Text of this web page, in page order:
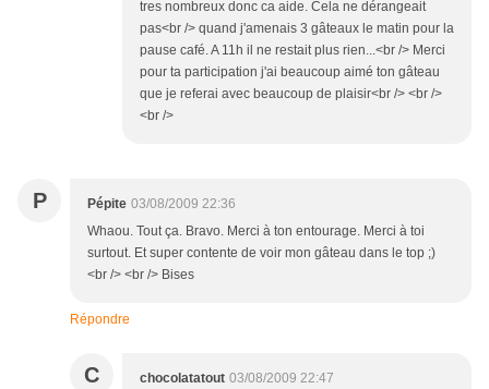
tres nombreux donc ca aide. Cela ne dérangeait
pas<br /> quand j'amenais 3 gâteaux le matin pour la
pause café. A 11h il ne restait plus rien...<br /> Merci
pour ta participation j'ai beaucoup aimé ton gâteau
que je referai avec beaucoup de plaisir<br /> <br />
<br />
P Pépite 03/08/2009 22:36
Whaou. Tout ça. Bravo. Merci à ton entourage. Merci à toi
surtout. Et super contente de voir mon gâteau dans le top ;)
<br /> <br /> Bises
Répondre
C chocolatatout 03/08/2009 22:47